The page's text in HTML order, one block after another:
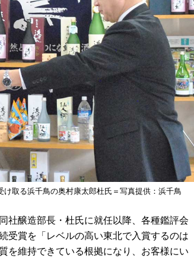
取る浜千鳥の奥村康太郎杜氏＝写真提供：浜千鳥
社醸造部長・杜氏に就任以降、各種鑑評会
受賞を「レベルの高い東北で入賞するのは
を維持できている根拠になり、お客様にい